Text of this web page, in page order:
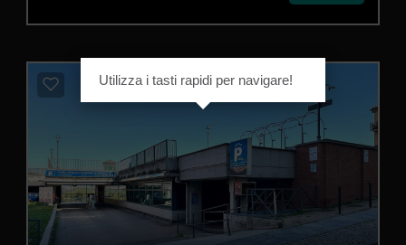
Utilizza i tasti rapidi per navigare!